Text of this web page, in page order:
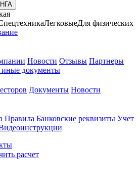
ЛегковыеДля физических
Новости Отзывы Партнеры
иные документы
Документы Новости
Правила Банковские реквизиты Учет
расчет